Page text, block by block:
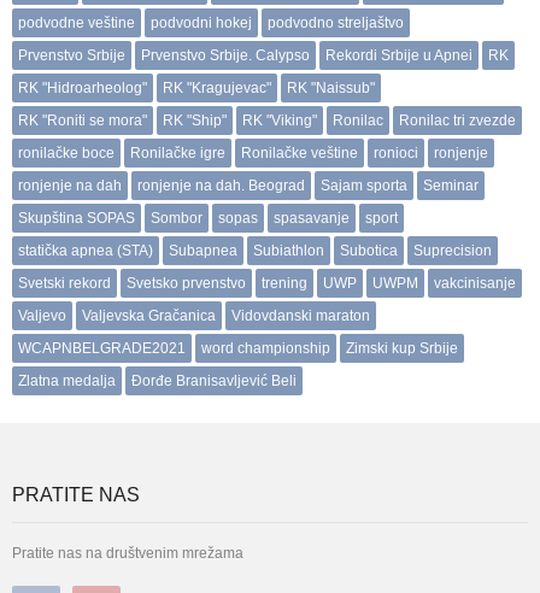
podvodne veštine
podvodni hokej
podvodno streljaštvo
Prvenstvo Srbije
Prvenstvo Srbije. Calypso Rekordi Srbije u Apnei
RK
RK "Hidroarheolog"
RK "Kragujevac"
RK "Naissub"
RK "Roniti se mora"
RK "Ship" RK "Viking" Ronilac
Ronilac tri zvezde
ronilačke boce
Ronilačke igre Ronilačke veštine ronioci
ronjenje
ronjenje na dah
ronjenje na dah. Beograd Sajam sporta
Seminar
Skupština SOPAS
Sombor sopas spasavanje
sport
statička apnea (STA)
Subapnea Subiathlon Subotica
Suprecision
Svetski rekord
Svetsko prvenstvo trening UWP UWPM
vakcinisanje
Valjevo
Valjevska Gračanica
Vidovdanski maraton
WCAPNBELGRADE2021
word championship
Zimski kup Srbije
Zlatna medalja
Đorđe Branisavljević Beli
PRATITE NAS
Pratite nas na društvenim mrežama